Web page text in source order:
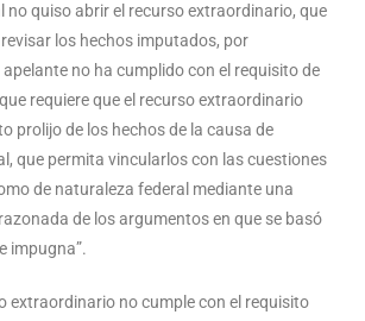
no quiso abrir el recurso extraordinario, que
los hechos imputados, por
apelante no ha cumplido con el requisito de
requiere que el recurso extraordinario
prolijo de los hechos de la causa de
que permita vincularlos con las cuestiones
de naturaleza federal mediante una
de los argumentos en que se basó
impugna”.
extraordinario no cumple con el requisito